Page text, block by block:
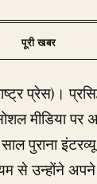
प्रेस)।
मीडिया पर
पुराना इंटरव्यू
से उन्होंने